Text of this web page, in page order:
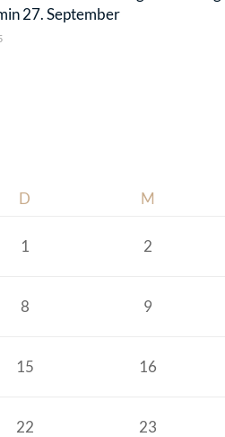
27. September
D M
1 2
8 9
15 16
22 23